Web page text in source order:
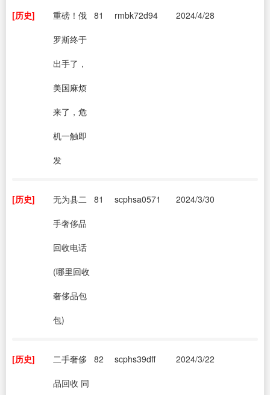
[历史]
重磅！俄
罗斯终于
出手了，
美国麻烦
来了，危
机一触即
发
81 rmbk72d94 2024/4/28
[历史]
无为县二
手奢侈品
回收电话
(哪里回收
奢侈品包
包)
81 scphsa0571 2024/3/30
[历史]
二手奢侈
品回收 同
82 scphs39dff 2024/3/22